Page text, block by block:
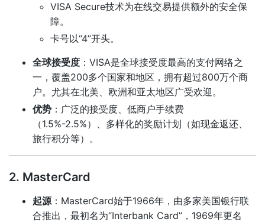
VISA Secure技术为在线交易提供额外的安全保
障。
卡号以“4”开头。
全球接受度 ：VISA是全球接受度最高的支付网络之
一，覆盖200多个国家和地区，拥有超过800万个商
户。尤其在北美、欧洲和亚太地区广受欢迎。
优势 ：广泛的接受度、低商户手续费
（1.5%-2.5%）、多样化的奖励计划（如现金返还、
旅行积分等）。
2. MasterCard
起源：MasterCard始于1966年，由多家美国银行联
合推出，最初名为“Interbank Card”，1969年更名